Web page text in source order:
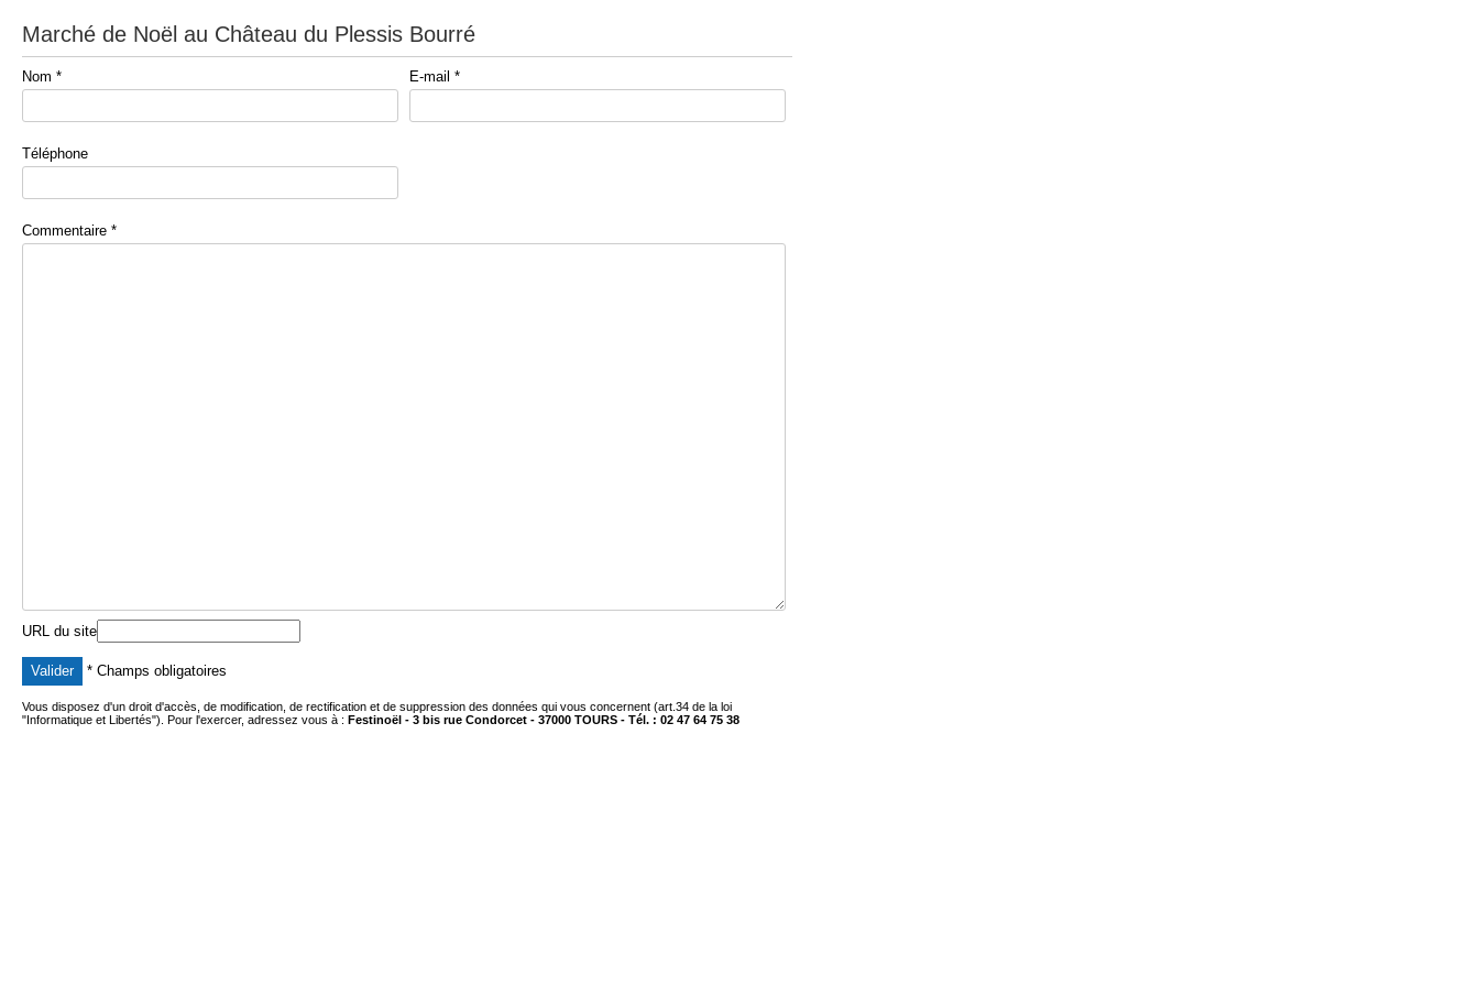
Marché de Noël au Château du Plessis Bourré
Nom * E-mail *
Téléphone
Commentaire *
URL du site
* Champs obligatoires
Vous disposez d'un droit d'accès, de modification, de rectification et de suppression des données qui vous concernent (art.34 de la loi
"Informatique et Libertés"). Pour l'exercer, adressez vous à : Festinoël - 3 bis rue Condorcet - 37000 TOURS - Tél. : 02 47 64 75 38